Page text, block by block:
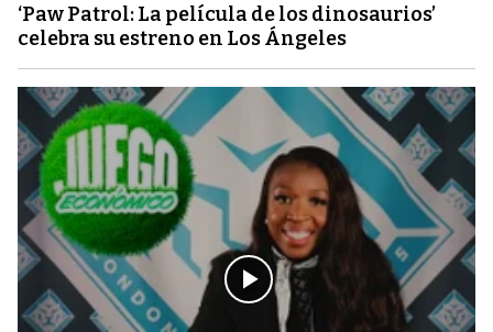
‘Paw Patrol: La película de los dinosaurios’
celebra su estreno en Los Ángeles